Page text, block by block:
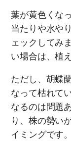
葉が黄色くな
当たりや水や
ェックしてみ
い場合は、植
ただし、胡蝶
なって枯れて
なるのは問題
り、株の勢い
イミングです。